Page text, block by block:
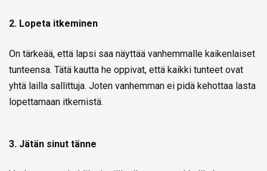
2. Lopeta itkeminen
On tärkeää, että lapsi saa näyttää vanhemmalle kaikenlaiset
tunteensa. Tätä kautta he oppivat, että kaikki tunteet ovat
yhtä lailla sallittuja. Joten vanhemman ei pidä kehottaa lasta
lopettamaan itkemistä.
3. Jätän sinut tänne